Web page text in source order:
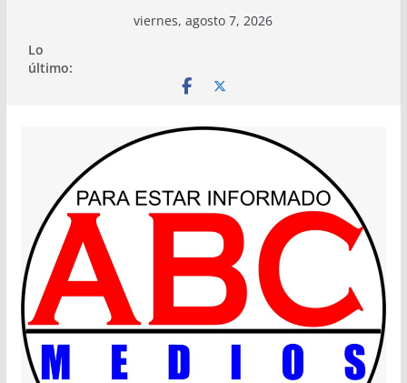
contenido
viernes, agosto 7, 2026
Lo
último: